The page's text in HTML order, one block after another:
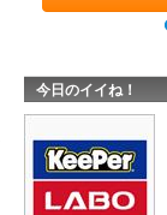
今日のイイね！